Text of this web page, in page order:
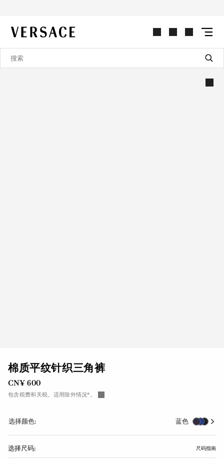
VERSACE | 主页
棉质平纹针织三角裤
CN¥ 600
包含税费和关税。适用除外情况*。
选择颜色: 蓝色
选择尺码: 尺码指南